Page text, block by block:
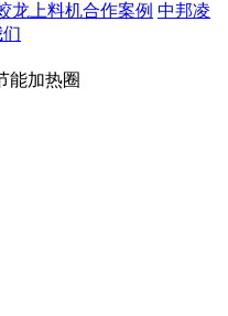
龙上料机合作案例 中邦凌
能加热圈